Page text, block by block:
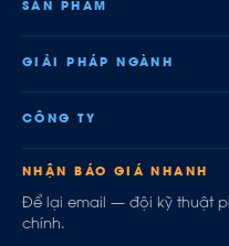
SẢN PHẨM
GIẢI PHÁP NGÀNH
CÔNG TY
NHẬN BÁO GIÁ NHANH
Để lại email — đội kỹ thuật
chính.